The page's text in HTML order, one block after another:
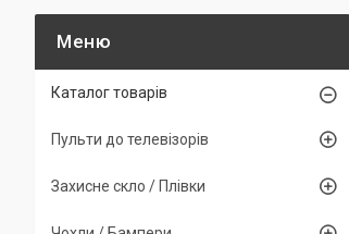
Каталог товарів
Пульти до телевізорів
Захисне скло / Плівки